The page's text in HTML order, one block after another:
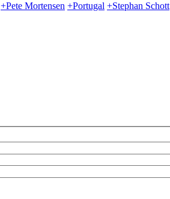
+Pete Mortensen +Portugal +Stephan Schott